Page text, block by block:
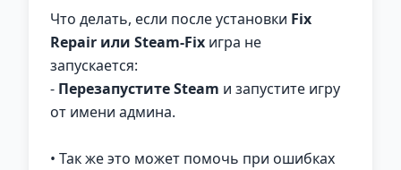
Что делать, если после установки Fix
Repair или Steam-Fix игра не
запускается:
- Перезапустите Steam и запустите игру
от имени админа.
• Так же это может помочь при ошибках